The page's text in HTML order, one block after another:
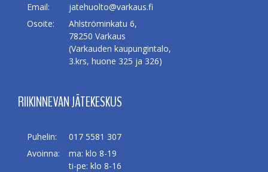
Email:
jatehuolto@varkaus.fi
Osoite:
Ahlströminkatu 6,
78250 Varkaus
(Varkauden kaupungintalo,
3.krs, huone 325 ja 326)
RIIKINNEVAN JÄTEKESKUS
Puhelin:
017 5581 307
Avoinna:
ma: klo 8-19
ti-pe: klo 8-16